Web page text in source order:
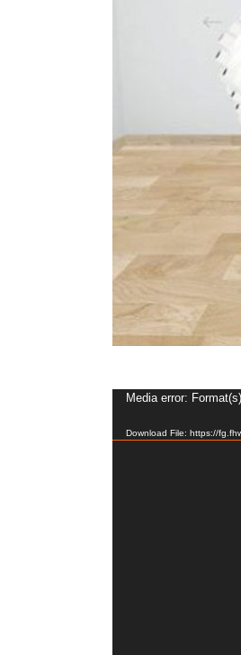
Video
Media error:
Download File: https://